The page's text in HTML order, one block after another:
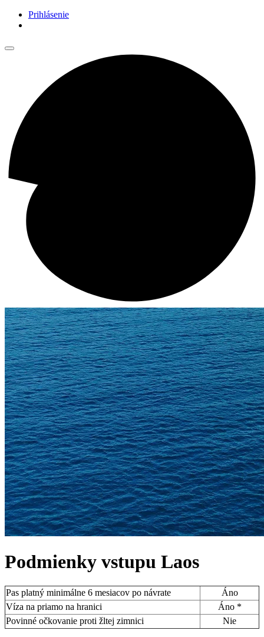
Prihlásenie
Podmienky vstupu Laos
Pas platný minimálne 6 mesiacov po návrate
Áno
Víza na priamo na hranici
Áno *
Povinné očkovanie proti žltej zimnici
Nie